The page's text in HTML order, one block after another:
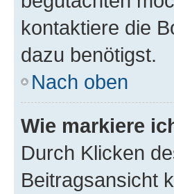
kontaktiere die
dazu benötigst.
Nach oben
Wie markiere
Durch Klicken
Beitragsansicht